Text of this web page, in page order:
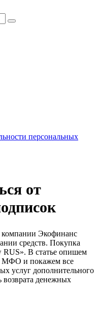
персональных
от
Экофинанс
средств. Покупка
RUS». В статье опишем
МФО и покажем все
услуг дополнительного
возврата денежных